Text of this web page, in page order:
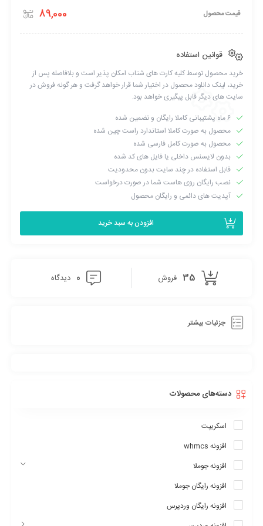
ایجاد ساختارها و المان هایی از قبلی کادرهای درج متن و توضیحات ,
دکمه های رادیویی ,چک لیست ها ,تقویم ها , لیست های دارپ داون ,
دکمه های انتخاب و اپلود فایل و ذخیره و ثبت , همچنین لیست های
قابل پیمایش و انتخاب و چندین ساختار مختلف و کاربردی دیگر
به
قیمت محصول 89,000
قوانین استفاده
خرید محصول توسط کلیه کارت های شتاب امکان پذیر است و بلافاصله پس از
خرید، لینک دانلود محصول در اختیار شما قرار خواهد گرفت و هر گونه فروش در
سایت های دیگر قابل پیگیری خواهد بود.
۶ ماه پشتیبانی کاملا رایگان و تضمین شده
محصول به صورت کاملا استاندارد راست چین شده
محصول به صورت کامل فارسی شده
بدون لایسنس داخلی یا فایل های کد شده
قابل استفاده در چند سایت بدون محدودیت
نصب رایگان روی هاست شما در صورت درخواست
آپدیت های دائمی و رایگان محصول
افزودن به سبد خرید
35 فروش 0 دیدگاه
جزئیات بیشتر
دسته‌های محصولات
اسکریپت
افزونه whmcs
افزونه جوملا
افزونه رایگان جوملا
افزونه رایگان وردپرس